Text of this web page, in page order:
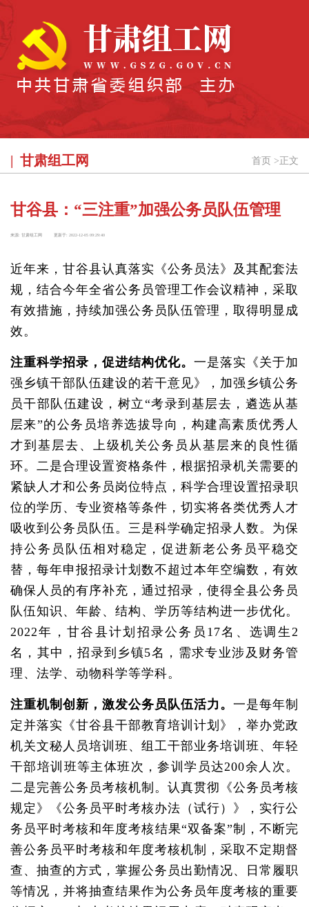
甘肃组工网 首页 > 正文
甘谷县：“三注重”加强公务员队伍管理
来源: 甘肃组工网 更新于: 2022-12-05 09:29:40
近年来，甘谷县认真落实《公务员法》及其配套法
规，结合今年全省公务员管理工作会议精神，采取
有效措施，持续加强公务员队伍管理，取得明显成
效。
注重科学招录，促进结构优化。 一是落实《关于加
强乡镇干部队伍建设的若干意见》，加强乡镇公务
员干部队伍建设，树立“考录到基层去，遴选从基
层来”的公务员培养选拔导向，构建高素质优秀人
才到基层去、上级机关公务员从基层来的良性循
环。二是合理设置资格条件，根据招录机关需要的
紧缺人才和公务员岗位特点，科学合理设置招录职
位的学历、专业资格等条件，切实将各类优秀人才
吸收到公务员队伍。三是科学确定招录人数。为保
持公务员队伍相对稳定，促进新老公务员平稳交
替，每年申报招录计划数不超过本年空编数，有效
确保人员的有序补充，通过招录，使得全县公务员
队伍知识、年龄、结构、学历等结构进一步优化。
2022年，甘谷县计划招录公务员17名、选调生2
名，其中，招录到乡镇5名，需求专业涉及财务管
理、法学、动物科学等学科。
注重机制创新，激发公务员队伍活力。 一是每年制
定并落实《甘谷县干部教育培训计划》，举办党政
机关文秘人员培训班、组工干部业务培训班、年轻
干部培训班等主体班次，参训学员达200余人次。
二是完善公务员考核机制。认真贯彻《公务员考核
规定》《公务员平时考核办法（试行）》，实行公
务员平时考核和年度考核结果“双备案”制，不断完
善公务员平时考核和年度考核机制，采取不定期督
查、抽查的方式，掌握公务员出勤情况、日常履职
等情况，并将抽查结果作为公务员年度考核的重要